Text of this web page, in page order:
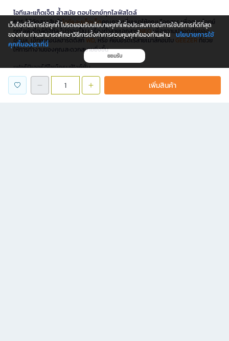
เพิ่มสินค้า
ไอทีและแก็ดเจ็ต ล้ำสมัย ตอบโจทย์ทุกไลฟ์สไตล์
B2S ได้คัดสรรสินค้าไอทีและแก็ดเจ็ตคุณภาพเยี่ยมมาให้คุณเลือกสรร เพื่อตอบโจทย์
ทุกไลฟ์สไตล์ดิจิทัล ไม่ว่าจะเป็น เครื่องทำลายเอกสารNEOเพื่อความปลอดภัยของ
ข้อมูล, เอ็กซ์เทอนัลฮาร์ดดิสก์ WD, หรือ คีย์บอร์ดไร้สายเมาส์คอมโบ GEEZER ที่ช่วย
ให้การทำงานของคุณสะดวกสบายยิ่งขึ้น
เฟอร์นิเจอร์ดีไซน์ครบฟังก์ชั่น
นอกจากนี้ B2S ยังมีเฟอร์นิเจอร์ครบทุกฟังก์ชันให้คุณได้เลือกสรรเพื่อตกแต่งบ้าน
และที่ทำงาน ไม่ว่าจะเป็นโต๊ะทำงานพับได้ จากแบรนด์
ONEหรือ เก้าอี้ทำงาน
Furradecก็มีให้เลือกครบครัน
เว็บไซต์นี้มีการใช้คุกกี้ โปรดยอมรับนโยบายคุกกี้เพื่อประสบการณ์การใช้บริการที่ดีที่สุด
ของท่าน ท่านสามารถศึกษาวิธีการตั้งค่าการควบคุมคุกกี้ของท่านผ่าน นโยบายการใช้
คุกกี้ของเราที่นี่
ยอมรับ